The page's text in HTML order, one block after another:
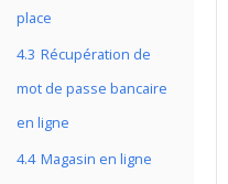
place
4.3 Récupération de
mot de passe bancaire
en ligne
4.4 Magasin en ligne